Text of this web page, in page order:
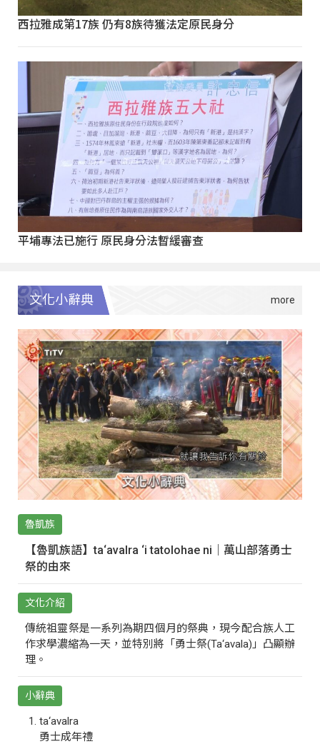
西拉雅成第17族 仍有8族待獲法定原民身分
平埔專法已施行 原民身分法暫緩審查
文化小辭典
魯凱族
【魯凱族語】ta‘avalra ‘i tatolohae ni｜萬山部落勇士
祭的由來
文化介紹
傳統祖靈祭是一系列為期四個月的祭典，現今配合族人工
作求學濃縮為一天，並特別將「勇士祭(Ta‘avala)」凸顯辦
理。
小辭典
ta‘avalra
勇士成年禮